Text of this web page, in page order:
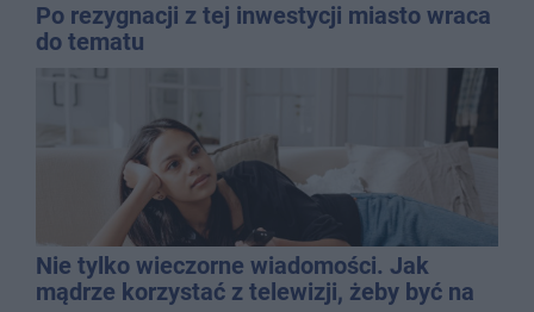
Po rezygnacji z tej inwestycji miasto wraca
do tematu
Nie tylko wieczorne wiadomości. Jak
mądrze korzystać z telewizji, żeby być na